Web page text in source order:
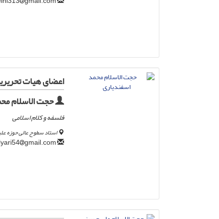
اعضای هیات
حجت الاسلام
فلسفه و کلام اسلامی
استاد سطوح عالی حوزه
gmail.com